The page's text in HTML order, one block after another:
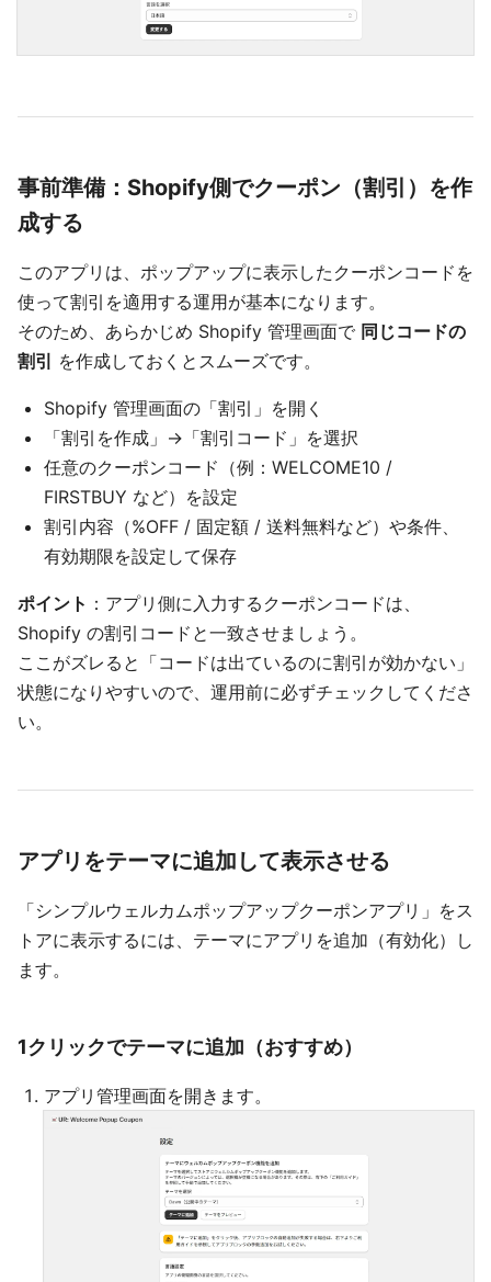
事前準備：Shopify側でクーポン（割引）を作
成する
このアプリは、ポップアップに表示したクーポンコードを
使って割引を適用する運用が基本になります。
そのため、あらかじめ Shopify 管理画面で 同じコードの
割引 を作成しておくとスムーズです。
Shopify 管理画面の「割引」を開く
「割引を作成」→「割引コード」を選択
任意のクーポンコード（例：WELCOME10 /
FIRSTBUY など）を設定
割引内容（%OFF / 固定額 / 送料無料など）や条件、
有効期限を設定して保存
ポイント ：アプリ側に入力するクーポンコードは、
Shopify の割引コードと一致させましょう。
ここがズレると「コードは出ているのに割引が効かない」
状態になりやすいので、運用前に必ずチェックしてくださ
い。
アプリをテーマに追加して表示させる
「シンプルウェルカムポップアップクーポンアプリ」をス
トアに表示するには、テーマにアプリを追加（有効化）し
ます。
1クリックでテーマに追加（おすすめ）
アプリ管理画面を開きます。